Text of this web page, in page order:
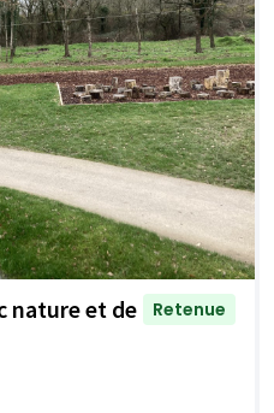
nature et de
Retenue